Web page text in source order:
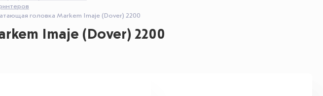
головка Markem Imaje (Dover) 2200
Imaje (Dover) 2200